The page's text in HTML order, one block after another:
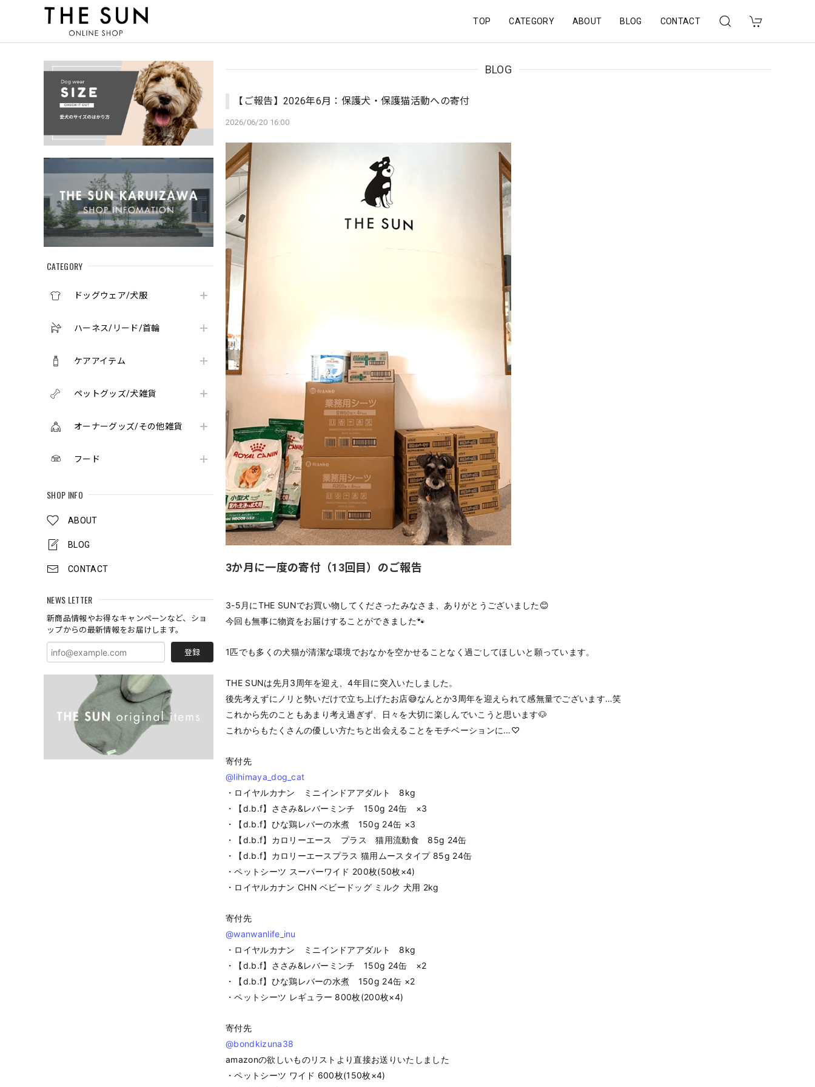
TOP CATEGORY ABOUT BLOG CONTACT
CATEGORY
ドッグウェア/犬服
ハーネス/リード/首輪
ケアアイテム
ペットグッズ/犬雑貨
オーナーグッズ/その他雑貨
フード
SHOP INFO
ABOUT
BLOG
CONTACT
NEWS LETTER
新商品情報やお得なキャンペーンなど、ショ
ップからの最新情報をお届けします。
登録
BLOG
【ご報告】2026年6月：保護犬・保護猫活動への寄付
2026/06/20 16:00
3か月に一度の寄付（13回目）のご報告
3-5月にTHE SUNでお買い物してくださったみなさま、ありがとうございました😊
今回も無事に物資をお届けすることができました🐾
1匹でも多くの犬猫が清潔な環境でおなかを空かせることなく過ごしてほしいと願っています。
THE SUNは先月3周年を迎え、4年目に突入いたしました。
後先考えずにノリと勢いだけで立ち上げたお店😅なんとか3周年を迎えられて感無量でございます…笑
これから先のこともあまり考え過ぎず、日々を大切に楽しんでいこうと思います🐶
これからもたくさんの優しい方たちと出会えることをモチベーションに…♡
寄付先
@lihimaya_dog_cat
・ロイヤルカナン ミニインドアアダルト 8kg
・【d.b.f】ささみ&レバーミンチ 150g 24缶 ×3
・【d.b.f】ひな鶏レバーの水煮 150g 24缶 ×3
・【d.b.f】カロリーエース プラス 猫用流動食 85g 24缶
・【d.b.f】カロリーエースプラス 猫用ムースタイプ 85g 24缶
・ペットシーツ スーパーワイド 200枚(50枚×4)
・ロイヤルカナン CHN ベビードッグ ミルク 犬用 2kg
寄付先
@wanwanlife_inu
・ロイヤルカナン ミニインドアアダルト 8kg
・【d.b.f】ささみ&レバーミンチ 150g 24缶 ×2
・【d.b.f】ひな鶏レバーの水煮 150g 24缶 ×2
・ペットシーツ レギュラー 800枚(200枚×4)
寄付先
@bondkizuna38
amazonの欲しいものリストより直接お送りいたしました
・ペットシーツ ワイド 600枚(150枚×4)